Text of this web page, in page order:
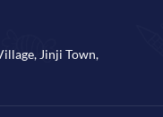
Jinji Town,